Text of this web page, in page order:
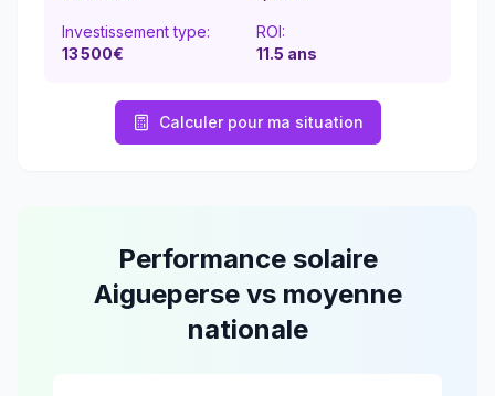
Investissement type:
13 500€
ROI:
11.5 ans
Calculer pour ma situation
Performance solaire
Aiguepersevs moyenne
nationale